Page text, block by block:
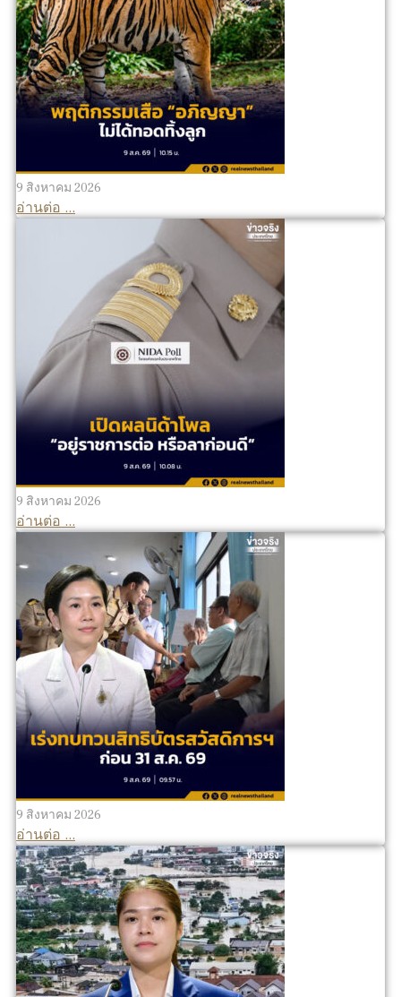
9 สิงหาคม 2026
อ่านต่อ ...
9 สิงหาคม 2026
อ่านต่อ ...
9 สิงหาคม 2026
อ่านต่อ ...